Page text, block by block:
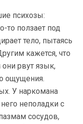
психозы:
то ползает под
тело, пытаясь
кажется, что
рвут язык,
ощущения.
У наркомана
неполадки с
сосудов,